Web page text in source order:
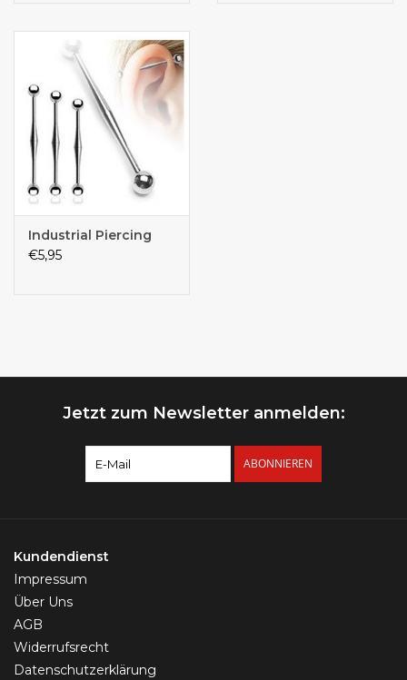
Industrial Piercing
€5,95
Jetzt zum Newsletter anmelden:
ABONNIEREN
Kundendienst
Impressum
Über Uns
AGB
Widerrufsrecht
Datenschutzerklärung